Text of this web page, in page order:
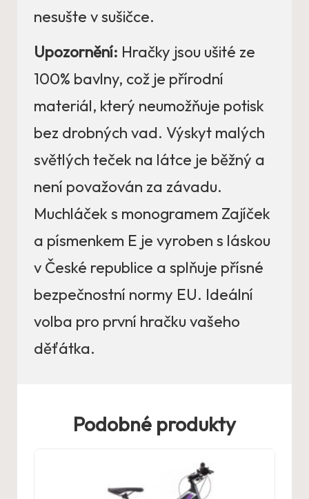
nesušte v sušičce.
Upozornění: Hračky jsou ušité ze
100% bavlny, což je přírodní
materiál, který neumožňuje potisk
bez drobných vad. Výskyt malých
světlých teček na látce je běžný a
není považován za závadu.
Muchláček s monogramem Zajíček
a písmenkem E je vyroben s láskou
v České republice a splňuje přísné
bezpečnostní normy EU. Ideální
volba pro první hračku vašeho
děťátka.
Podobné produkty